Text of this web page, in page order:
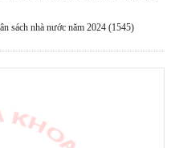
sách nhà nước năm 2024 (1545)